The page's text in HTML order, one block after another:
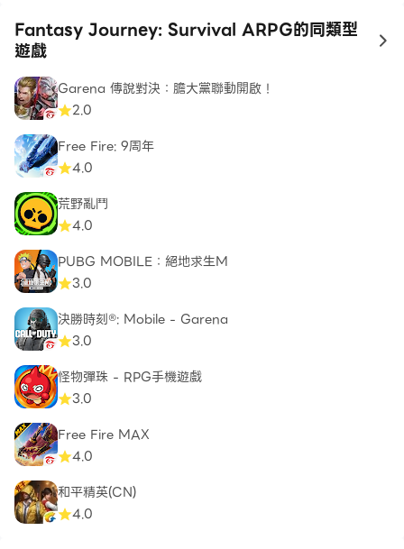
- 可愛的 2D 赤壁動漫圖形
- 許多具有獨特能力的gacha英雄
- 100 多個最危險但最甜蜜的動漫對手
- 10 多個獨特的奇幻地點
- 戰鬥中出現的隨機技能，讓您設計自己獨特的角色扮演遊
戲策略
- 數以千計的對手同時發起攻擊
- AFK 模式的獨特遊戲玩法，即使您不在，您的倖存者也
可以戰鬥和升級
如果您喜歡動作角色扮演遊戲，那麼《奇幻之旅：生存
ARPG》絕對是您必玩的有趣動漫遊戲之一。
我們已經在開發其他遊戲模式，包括無限和多人遊戲選項，
以便您可以與朋友並肩作戰。
Fantasy Journey: Survival ARPG的同類型
遊戲
to
Garena 傳說對決：膽大黨聯動開啟！
2.0
Free Fire: 9周年
4.0
荒野亂鬥
4.0
PUBG MOBILE：絕地求生M
3.0
決勝時刻®: Mobile - Garena
3.0
怪物彈珠 - RPG手機遊戲
3.0
Free Fire MAX
4.0
和平精英(CN)
4.0